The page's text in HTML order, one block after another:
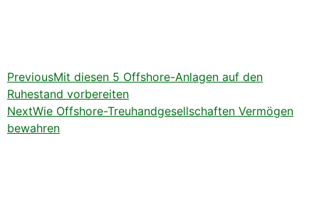
PreviousMit diesen 5 Offshore-Anlagen auf den
Ruhestand vorbereiten
NextWie Offshore-Treuhandgesellschaften Vermögen
bewahren